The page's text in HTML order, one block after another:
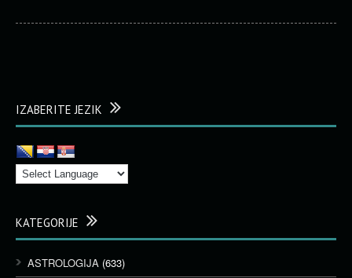
IZABERITE JEZIK
KATEGORIJE
ASTROLOGIJA (633)